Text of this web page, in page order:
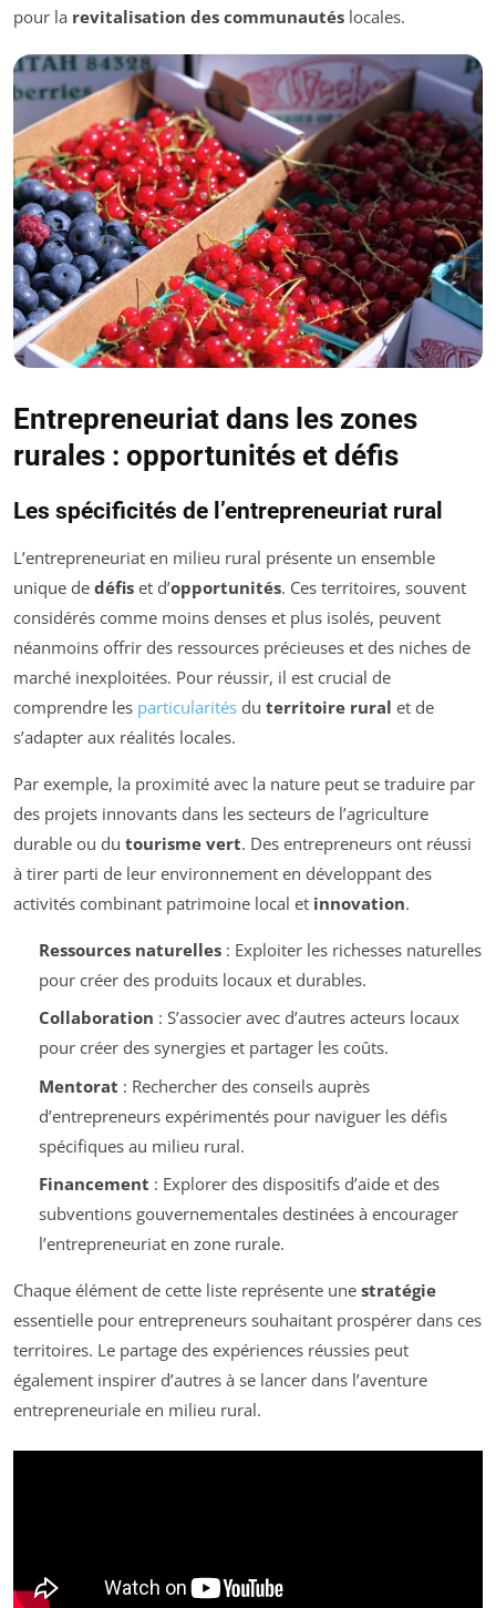
pour la revitalisation des communautés locales.
Entrepreneuriat dans les zones
rurales : opportunités et défis
Les spécificités de l’entrepreneuriat rural
L’entrepreneuriat en milieu rural présente un ensemble
unique de défis et d’opportunités. Ces territoires, souvent
considérés comme moins denses et plus isolés, peuvent
néanmoins offrir des ressources précieuses et des niches de
marché inexploitées. Pour réussir, il est crucial de
comprendre les particularités du territoire rural et de
s’adapter aux réalités locales.
Par exemple, la proximité avec la nature peut se traduire par
des projets innovants dans les secteurs de l’agriculture
durable ou du tourisme vert. Des entrepreneurs ont réussi
à tirer parti de leur environnement en développant des
activités combinant patrimoine local et innovation.
Ressources naturelles: Exploiter les richesses naturelles
pour créer des produits locaux et durables.
Collaboration : S’associer avec d’autres acteurs locaux
pour créer des synergies et partager les coûts.
Mentorat : Rechercher des conseils auprès
d’entrepreneurs expérimentés pour naviguer les défis
spécifiques au milieu rural.
Financement : Explorer des dispositifs d’aide et des
subventions gouvernementales destinées à encourager
l’entrepreneuriat en zone rurale.
Chaque élément de cette liste représente une stratégie
essentielle pour entrepreneurs souhaitant prospérer dans ces
territoires. Le partage des expériences réussies peut
également inspirer d’autres à se lancer dans l’aventure
entrepreneuriale en milieu rural.